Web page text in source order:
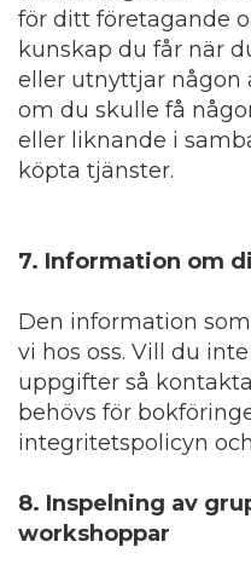
för ditt företagande
kunskap du får när
eller utnyttjar någon
om du skulle få
eller liknande i
köpta tjänster.
7. Information om
Den information
vi hos oss. Vill du
uppgifter så
behövs för
integritetspolicyn
8. Inspelning av
workshoppar